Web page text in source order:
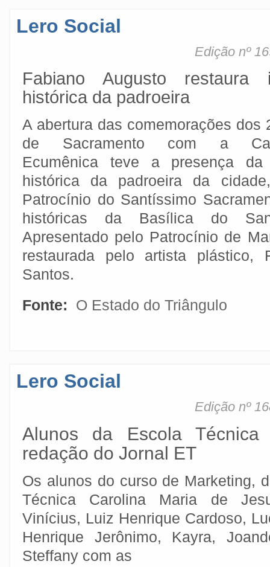
Lero Social
Edição nº
Fabiano Augusto restaura
histórica da padroeira
A abertura das comemorações dos
de Sacramento com a
Ecumênica teve a presença da
histórica da padroeira da
Patrocínio do Santíssimo
históricas da Basílica do
Apresentado pelo Patrocínio de
restaurada pelo artista plástico,
Santos.
Fonte:
O Estado do Triângulo
Lero Social
Edição nº
Alunos da Escola Técnica
redação do Jornal ET
Os alunos do curso de Marketing,
Técnica Carolina Maria de
Vinícius, Luiz Henrique Cardoso,
Henrique Jerônimo, Kayra,
Steffany com as